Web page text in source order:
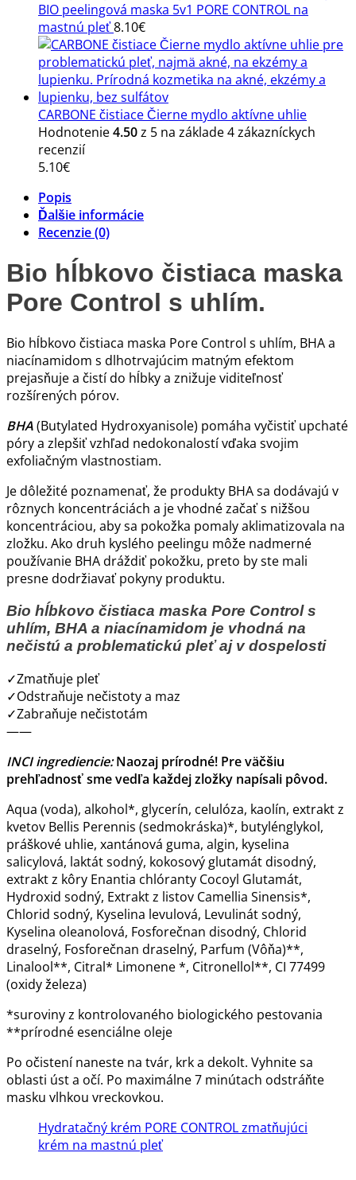
BIO peelingová maska 5v1 PORE CONTROL na
mastnú pleť8.10€
CARBONE čistiace Čierne mydlo aktívne uhlie
Hodnotenie4.50z 5 na základe4zákazníckych
recenzií
5.10€
Popis
Ďalšie informácie
Recenzie (0)
Bio hĺbkovo čistiaca maska
Pore Control s uhlím.
Bio hĺbkovo čistiaca maska Pore Control s uhlím, BHA a
niacínamidom s dlhotrvajúcim matným efektom
prejasňuje a čistí do hĺbky a znižuje viditeľnosť
rozšírených pórov.
BHA(Butylated Hydroxyanisole) pomáha vyčistiť upchaté
póry a zlepšiť vzhľad nedokonalostí vďaka svojim
exfoliačným vlastnostiam.
Je dôležité poznamenať, že produkty BHA sa dodávajú v
rôznych koncentráciách a je vhodné začať s nižšou
koncentráciou, aby sa pokožka pomaly aklimatizovala na
zložku. Ako druh kyslého peelingu môže nadmerné
používanie BHA dráždiť pokožku, preto by ste mali
presne dodržiavať pokyny produktu.
Bio hĺbkovo čistiaca maska Pore Control s
uhlím, BHA a niacínamidom je vhodná na
nečistú a problematickú pleť aj v dospelosti
✓Zmatňuje pleť
✓Odstraňuje nečistoty a maz
✓Zabraňuje nečistotám
——
INCI ingrediencie:Naozaj prírodné! Pre väčšiu
prehľadnosť sme vedľa každej zložky napísali pôvod.
Aqua (voda), alkohol*, glycerín, celulóza, kaolín, extrakt z
kvetov Bellis Perennis (sedmokráska)*, butylénglykol,
práškové uhlie, xantánová guma, algin, kyselina
salicylová, laktát sodný, kokosový glutamát disodný,
extrakt z kôry Enantia chlóranty Cocoyl Glutamát,
Hydroxid sodný, Extrakt z listov Camellia Sinensis*,
Chlorid sodný, Kyselina levulová, Levulinát sodný,
Kyselina oleanolová, Fosforečnan disodný, Chlorid
draselný, Fosforečnan draselný, Parfum (Vôňa)**,
Linalool**, Citral* Limonene *, Citronellol**, CI 77499
(oxidy železa)
*suroviny z kontrolovaného biologického pestovania
**prírodné esenciálne oleje
Po očistení naneste na tvár, krk a dekolt. Vyhnite sa
oblasti úst a očí. Po maximálne 7 minútach odstráňte
masku vlhkou vreckovkou.
Hydratačný krém PORE CONTROL zmatňujúci
krém na mastnú pleť